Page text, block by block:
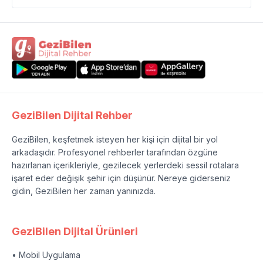
GeziBilen Dijital Rehber
GeziBilen, keşfetmek isteyen her kişi için dijital bir yol
arkadaşıdır. Profesyonel rehberler tarafından özgüne
hazırlanan içerikleriyle, gezilecek yerlerdeki sessil rotalara
işaret eder değişik şehir için düşünür. Nereye giderseniz
gidin, GeziBilen her zaman yanınızda.
GeziBilen Dijital Ürünleri
• Mobil Uygulama